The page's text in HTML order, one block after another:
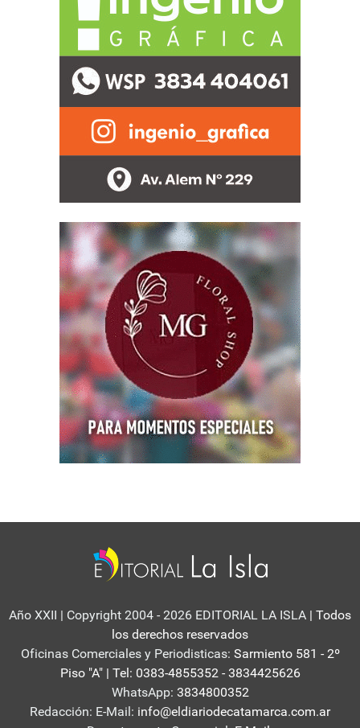
Año XXII | Copyright 2004 - 2026 EDITORIAL LA ISLA | Todos
los derechos reservados
Oficinas Comerciales y Periodisticas: Sarmiento 581 - 2º
Piso "A" | Tel: 0383-4855352 - 3834425626
WhatsApp: 3834800352
Redacción: E-Mail: info@eldiariodecatamarca.com.ar